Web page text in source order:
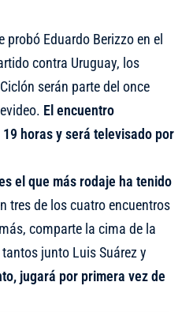
probó Eduardo Berizzo en el
contra Uruguay, los
serán parte del once
El encuentro
horas y será televisado por
el que más rodaje ha tenido
tres de los cuatro encuentros
comparte la cima de la
junto Luis Suárez y
jugará por primera vez de